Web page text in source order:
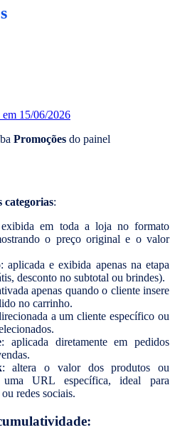
15/06/2026
Promoções do painel
categorias:
em toda a loja no formato
o preço original e o valor
: aplicada e exibida apenas na etapa
desconto no subtotal ou brindes).
apenas quando o cliente insere
no carrinho.
a um cliente específico ou
: aplicada diretamente em pedidos
: altera o valor dos produtos ou
uma URL específica, ideal para
redes sociais.